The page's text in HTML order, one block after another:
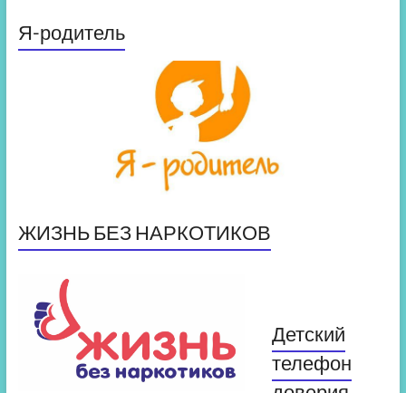
Я-родитель
ЖИЗНЬ БЕЗ НАРКОТИКОВ
Детский
телефон